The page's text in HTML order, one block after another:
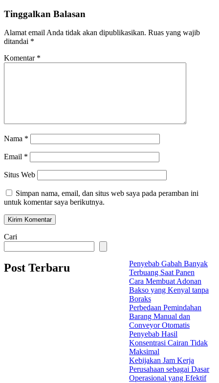
Tinggalkan Balasan
Alamat email Anda tidak akan dipublikasikan. Ruas yang wajib
ditandai *
Komentar *
Nama *
Email *
Situs Web
Simpan nama, email, dan situs web saya pada peramban ini
untuk komentar saya berikutnya.
Cari
Post Terbaru
Penyebab Gabah Banyak
Terbuang Saat Panen
Cara Membuat Adonan
Bakso yang Kenyal tanpa
Boraks
Perbedaan Pemindahan
Barang Manual dan
Conveyor Otomatis
Penyebab Hasil
Konsentrasi Cairan Tidak
Maksimal
Kebijakan Jam Kerja
Perusahaan sebagai Dasar
Operasional yang Efektif